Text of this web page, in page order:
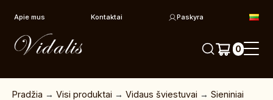
Apie mus Kontaktai Paskyra
0
Pradžia →Visi produktai →Vidaus šviestuvai →Sieniniai